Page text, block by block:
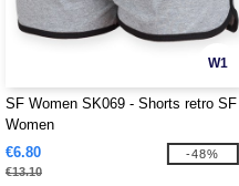
W1
SF Women SK069 - Shorts retro SF
Women
€6.80
€13.10
-48%